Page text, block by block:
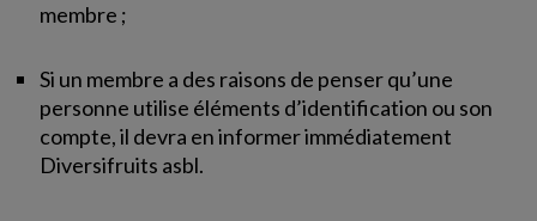
membre ;
Si un membre a des raisons de penser qu’une
personne utilise éléments d’identification ou son
compte, il devra en informer immédiatement
Diversifruits asbl.